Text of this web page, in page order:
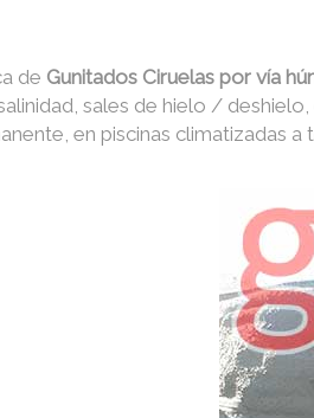
de Gunitados Ciruelas por vía
sales de hielo /
en piscinas climatizadas